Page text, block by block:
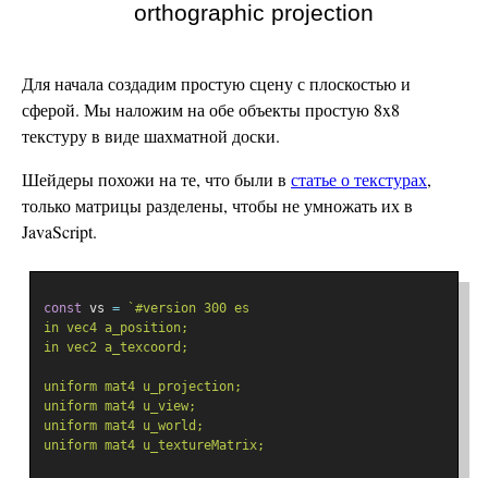
Для начала создадим простую сцену с плоскостью и
сферой. Мы наложим на обе объекты простую 8x8
текстуру в виде шахматной доски.
Шейдеры похожи на те, что были в статье о текстурах,
только матрицы разделены, чтобы не умножать их в
JavaScript.
const vs =
`#version 300 es
in vec4 a_position;
in vec2 a_texcoord;
uniform mat4 u_projection;
uniform mat4 u_view;
uniform mat4 u_world;
uniform mat4 u_textureMatrix;